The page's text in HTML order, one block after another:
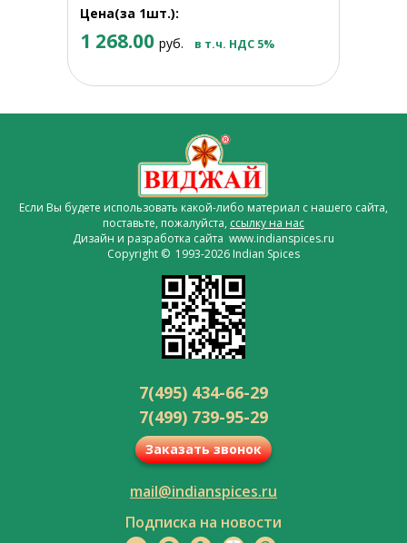
Цена(за 1шт.):
1 268.00 руб. в т.ч. НДС 5%
Если Вы будете использовать какой-либо материал с нашего сайта,
поставьте, пожалуйста, ссылку на нас
Дизайн и разработка сайта www.indianspices.ru
Copyright © 1993-2026 Indian Spices
7(495) 434-66-29
7(499) 739-95-29
Заказать звонок
mail@indianspices.ru
Подписка на новости